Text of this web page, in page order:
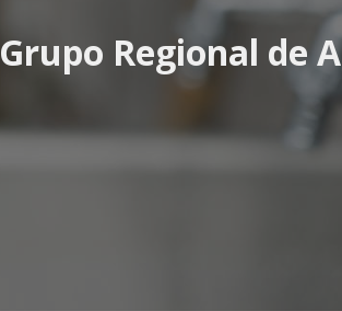
Grupo Regional de